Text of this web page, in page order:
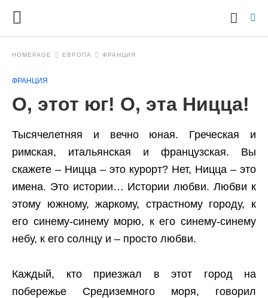
HOMEPAGE ЕВРОПА ФРАНЦИЯ
ФРАНЦИЯ
О, этот юг! О, эта Ницца!
Тысячелетняя и вечно юная. Греческая и
римская, итальянская и французская. Вы
скажете – Ницца – это курорт? Нет, Ницца – это
имена. Это истории… Истории любви. Любви к
этому южному, жаркому, страстному городу, к
его синему-синему морю, к его синему-синему
небу, к его солнцу и – просто любви.
Каждый, кто приезжал в этот город на
побережье Средиземного моря, говорил